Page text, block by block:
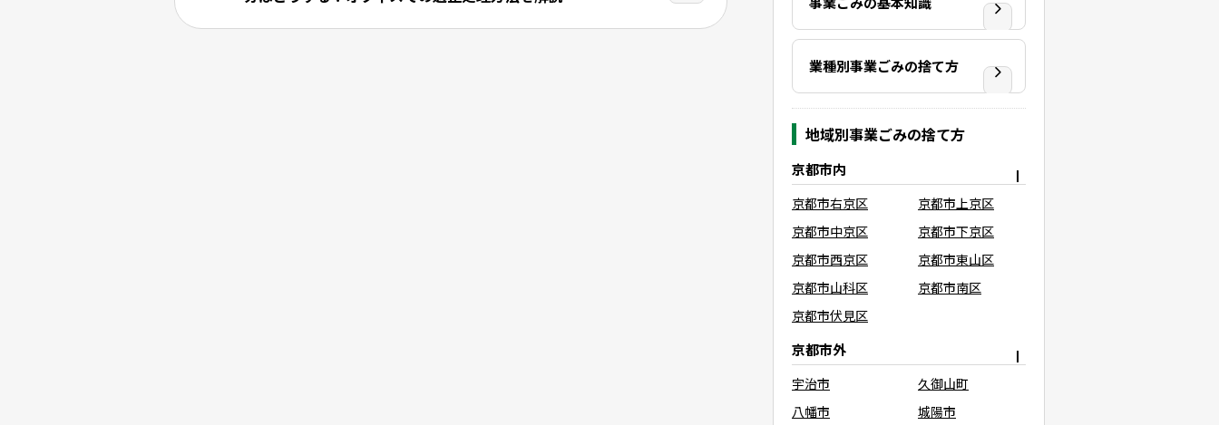
業種別事業ごみの捨て方
地域別事業ごみの捨て方
京都市内
京都市右京区
京都市上京区
京都市中京区
京都市下京区
京都市西京区
京都市東山区
京都市山科区
京都市南区
京都市伏見区
京都市外
宇治市
久御山町
八幡市
城陽市